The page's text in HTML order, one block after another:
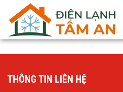
THÔNG TIN LIÊN HỆ